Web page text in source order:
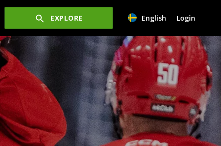
EXPLORE English Login